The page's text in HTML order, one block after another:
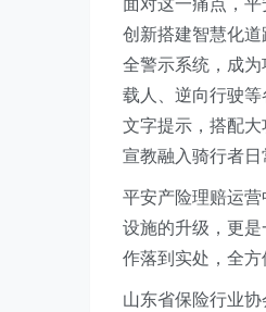
面对这一痛点，
创新搭建智慧化道
全警示系统，成
载人、逆向行驶
文字提示，搭配大
宣教融入骑行者日
平安产险理赔运营
设施的升级，更是
作落到实处，全
山东省保险行业